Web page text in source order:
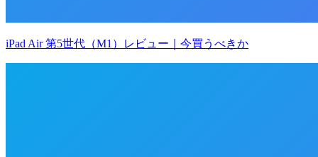
iPad Air 第5世代（M1）レビュー｜今買うべきか